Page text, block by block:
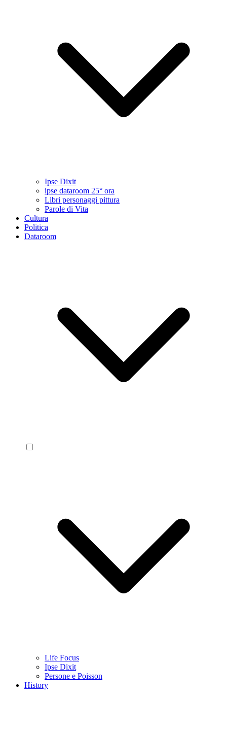
Ipse Dixit
ipse dataroom 25° ora
Libri personaggi pittura
Parole di Vita
Cultura
Politica
Dataroom
Life Focus
Ipse Dixit
Persone e Poisson
History